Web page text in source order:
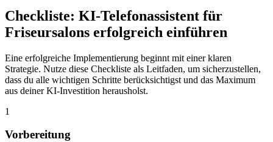
Checkliste: KI-Telefonassistent für
Friseursalons erfolgreich einführen
Eine erfolgreiche Implementierung beginnt mit einer klaren
Strategie. Nutze diese Checkliste als Leitfaden, um sicherzustellen,
dass du alle wichtigen Schritte berücksichtigst und das Maximum
aus deiner KI-Investition herausholst.
1
Vorbereitung